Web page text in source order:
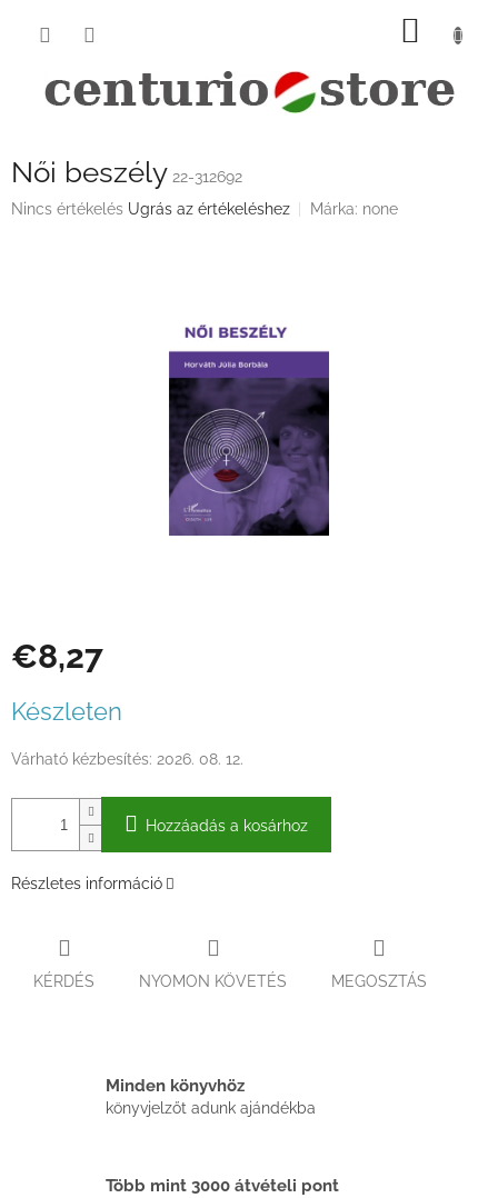
KOSÁR
Női beszély 22-312692
A
Nincs értékelés Ugrás az értékeléshez Márka: none
€8,27
Készleten
Várható kézbesítés: 2026. 08. 12.
Hozzáadás a kosárhoz
Részletes információ
KÉRDÉS NYOMON KÖVETÉS MEGOSZTÁS
Minden könyvhöz
könyvjelzőt adunk ajándékba
Több mint 3000 átvételi pont